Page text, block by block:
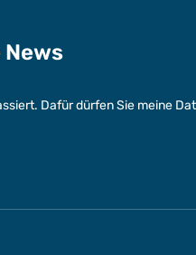
Dafür dürfen Sie meine